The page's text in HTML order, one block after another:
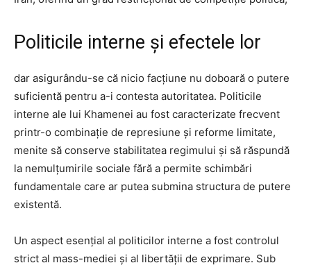
Politicile interne și efectele lor
dar asigurându-se că nicio facțiune nu doboară o putere
suficientă pentru a-i contesta autoritatea. Politicile
interne ale lui Khamenei au fost caracterizate frecvent
printr-o combinație de represiune și reforme limitate,
menite să conserve stabilitatea regimului și să răspundă
la nemulțumirile sociale fără a permite schimbări
fundamentale care ar putea submina structura de putere
existentă.
Un aspect esențial al politicilor interne a fost controlul
strict al mass-mediei și al libertății de exprimare. Sub